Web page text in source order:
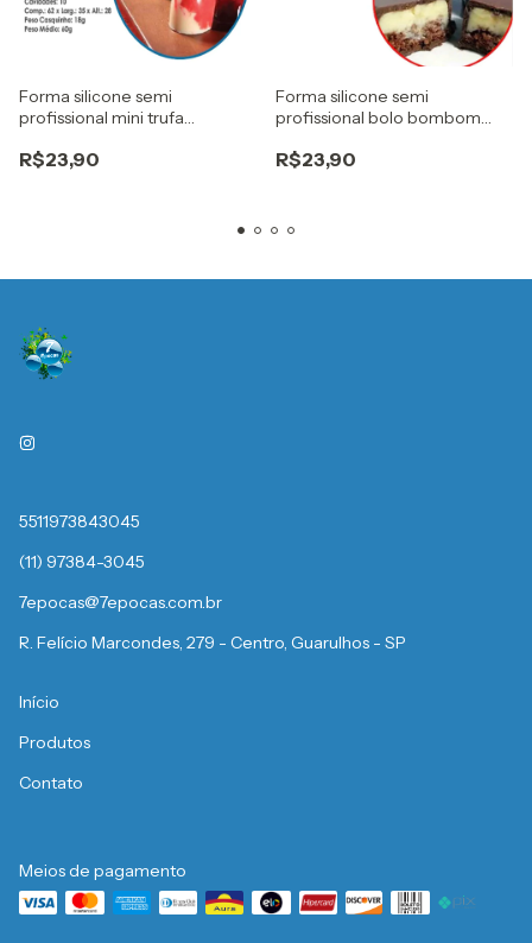
Forma silicone semi
profissional mini trufa
R$23,90
Forma silicone semi
profissional bolo bombom
R$23,90
5511973843045
(11) 97384-3045
7epocas@7epocas.com.br
R. Felício Marcondes, 279 - Centro, Guarulhos - SP
Início
Produtos
Contato
Meios de pagamento